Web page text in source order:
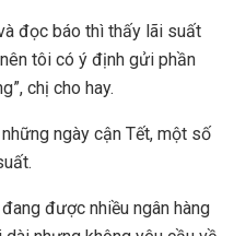
đọc báo thì thấy lãi suất
tôi có ý định gửi phần
chị cho hay.
ngày cận Tết, một số
được nhiều ngân hàng